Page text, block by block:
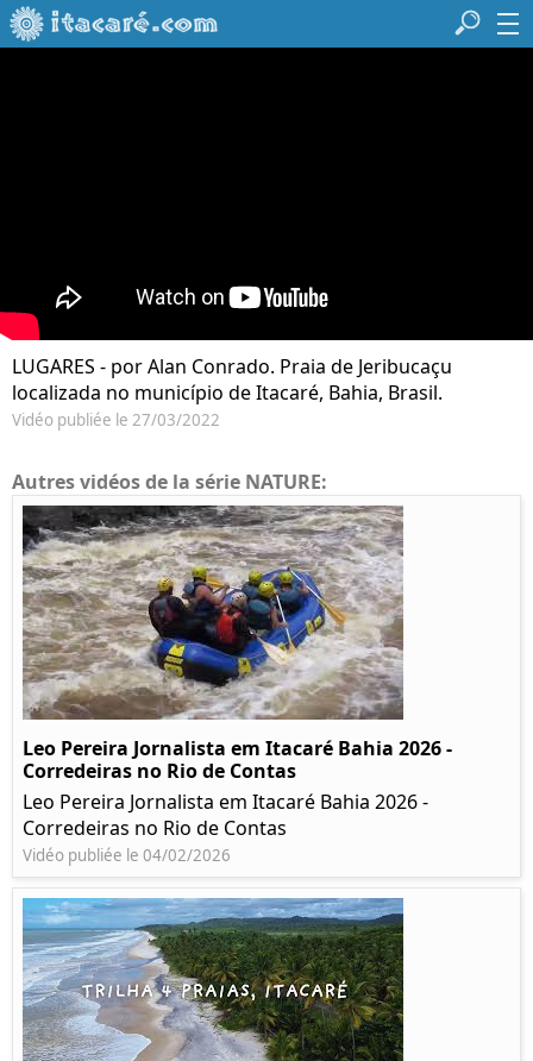
LUGARES - por Alan Conrado. Praia de Jeribucaçu
localizada no município de Itacaré, Bahia, Brasil.
Vidéo publiée le 27/03/2022
Autres vidéos de la série NATURE:
Leo Pereira Jornalista em Itacaré Bahia 2026 -
Corredeiras no Rio de Contas
Leo Pereira Jornalista em Itacaré Bahia 2026 -
Corredeiras no Rio de Contas
Vidéo publiée le 04/02/2026